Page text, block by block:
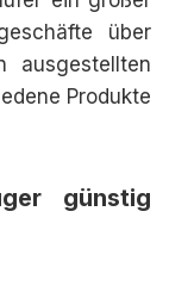
über
ausgestellten
Produkte
günstig